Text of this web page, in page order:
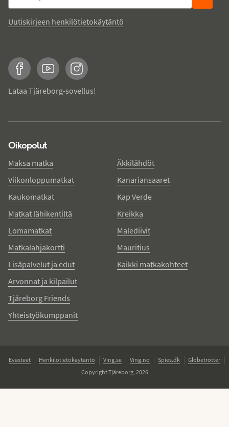
Uutiskirjeen henkilötietokäytäntö
FacebookYouTubeInstagram
Lataa Tjäreborg-sovellus!
Oikopolut
Maksa matka
Viikonloppumatkat
Kaukomatkat
Matkat lähikentiltä
Lomamatkat
Matkalahjakortti
Lisäpalvelut ja edut
Arvonnat ja kilpailut
Tjäreborg Friends
Yhteistyökumppanit
Äkkilähdöt
Kanariansaaret
Kap Verde
Kreikka
Malediivit
Mauritius
Kaikki matkakohteet
Evästeet Henkilötietokäytäntö Ving.se Ving.no Spies.dk
Globetrotter
Copyright Tjäreborg, 2026